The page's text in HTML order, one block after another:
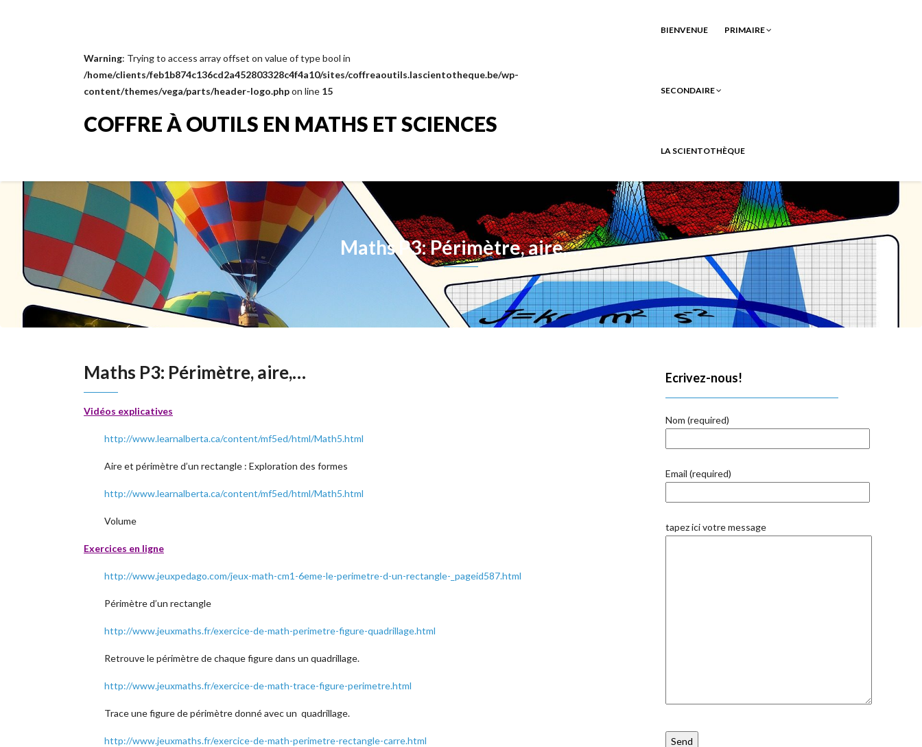
Warning: Trying to access array offset on value of type bool in
/home/clients/feb1b874c136cd2a452803328c4f4a10/sites/coffreaoutils.lascientotheque.be/wp-
content/themes/vega/parts/header-logo.phpon line 15
COFFRE À OUTILS EN MATHS ET SCIENCES
BIENVENUE PRIMAIRE
SECONDAIRE
LA SCIENTOTHÈQUE
Maths P3: Périmètre, aire,…
Maths P3: Périmètre, aire,…
Vidéos explicatives
http://www.learnalberta.ca/content/mf5ed/html/Math5.html
Aire et périmètre d’un rectangle : Exploration des formes
http://www.learnalberta.ca/content/mf5ed/html/Math5.html
Volume
Exercices en ligne
http://www.jeuxpedago.com/jeux-math-cm1-6eme-le-perimetre-d-un-rectangle-_pageid587.html
Périmètre d’un rectangle
http://www.jeuxmaths.fr/exercice-de-math-perimetre-figure-quadrillage.html
Retrouve le périmètre de chaque figure dans un quadrillage.
http://www.jeuxmaths.fr/exercice-de-math-trace-figure-perimetre.html
Trace une figure de périmètre donné avec un quadrillage.
http://www.jeuxmaths.fr/exercice-de-math-perimetre-rectangle-carre.html
Ecrivez-nous!
Nom (required)
Email (required)
tapez ici votre message